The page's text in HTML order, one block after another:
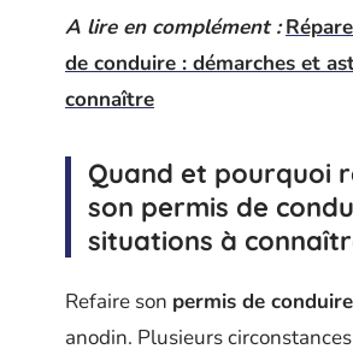
A lire en complément :
de conduire : démarches et
connaître
Quand et pourquoi
son permis de
situations à
Refaire son permis de conduire
anodin. Plusieurs